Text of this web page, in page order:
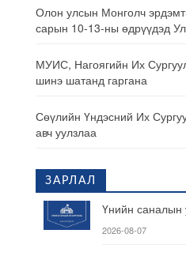
Олон улсын Монголч
сарын 10-13-ны өдрүүдэд
МУИС, Нагоягийн Их
шинэ шатанд гаргана
Сөүлийн Үндэсний Их
авч уулзлаа
ЗАРЛАЛ
Үнийн саналын
2026-08-07